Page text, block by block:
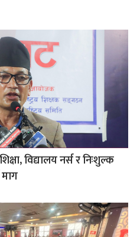
विद्यालय नर्स र निःशुल्क